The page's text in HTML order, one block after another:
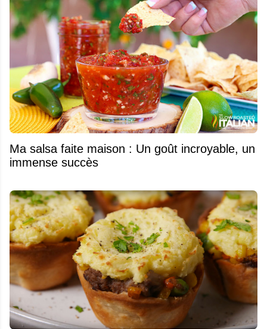
Ma salsa faite maison : Un goût incroyable, un
immense succès